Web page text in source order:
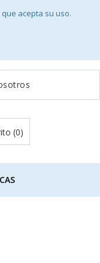
acepta su uso.
(0)